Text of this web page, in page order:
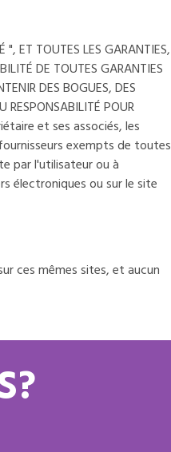
", ET TOUTES LES GARANTIES,
DE TOUTES GARANTIES
DES BOGUES, DES
RESPONSABILITÉ POUR
et ses associés, les
exempts de toutes
par l'utilisateur ou à
électroniques ou sur le site
ces mêmes sites, et aucun